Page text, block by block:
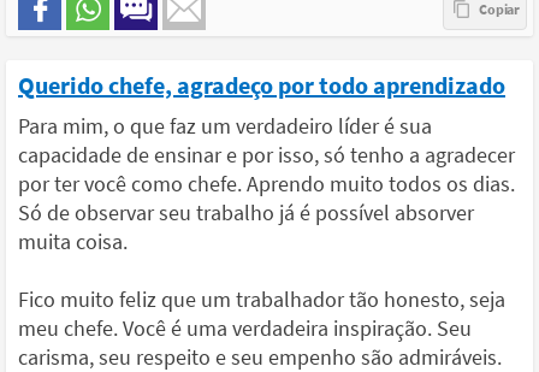
Querido chefe, agradeço por todo aprendizado
Para mim, o que faz um verdadeiro líder é sua
capacidade de ensinar e por isso, só tenho a agradecer
por ter você como chefe. Aprendo muito todos os dias.
Só de observar seu trabalho já é possível absorver
muita coisa.
Fico muito feliz que um trabalhador tão honesto, seja
meu chefe. Você é uma verdadeira inspiração. Seu
carisma, seu respeito e seu empenho são admiráveis.